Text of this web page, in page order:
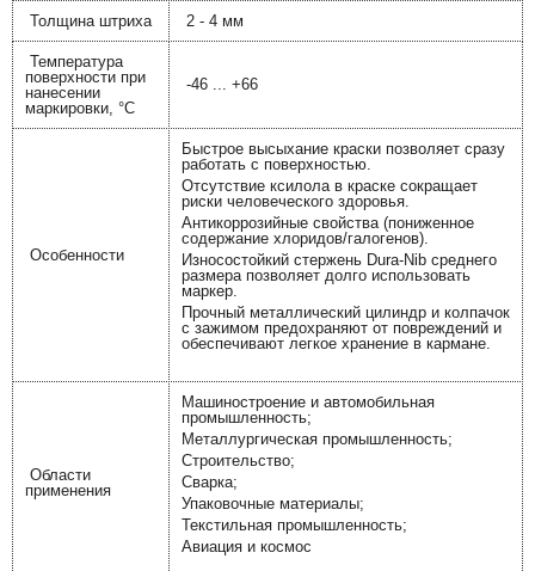
Толщина штриха 2 - 4 мм
Температура
поверхности при
нанесении
маркировки, °С
-46 ... +66
Особенности
Быстрое высыхание краски позволяет сразу
работать с поверхностью.
Отсутствие ксилола в краске сокращает
риски человеческого здоровья.
Антикоррозийные свойства (пониженное
содержание хлоридов/галогенов).
Износостойкий стержень Dura-Nib среднего
размера позволяет долго использовать
маркер.
Прочный металлический цилиндр и колпачок
с зажимом предохраняют от повреждений и
обеспечивают легкое хранение в кармане.
Области
применения
Машиностроение и автомобильная
промышленность;
Металлургическая промышленность;
Строительство;
Сварка;
Упаковочные материалы;
Текстильная промышленность;
Авиация и космос